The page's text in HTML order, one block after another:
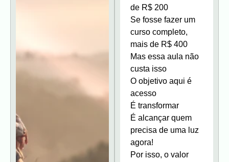
de R$ 200
Se fosse fazer um
curso completo,
mais de R$ 400
Mas essa aula não
custa isso
O objetivo aqui é
acesso
É transformar
É alcançar quem
precisa de uma luz
agora!
Por isso, o valor